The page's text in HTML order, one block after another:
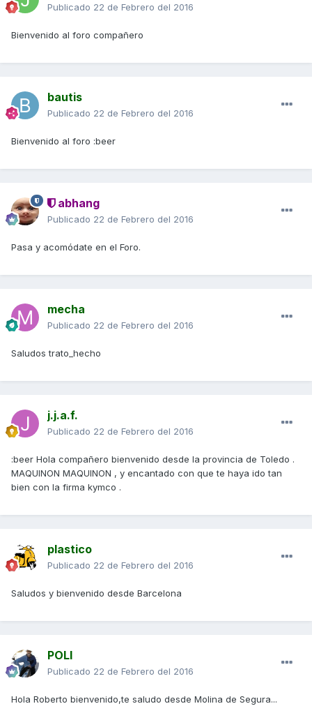
Publicado 22 de Febrero del 2016
Bienvenido al foro compañero
bautis
Publicado 22 de Febrero del 2016
Bienvenido al foro :beer
abhang
Publicado 22 de Febrero del 2016
Pasa y acomódate en el Foro.
mecha
Publicado 22 de Febrero del 2016
Saludos trato_hecho
j.j.a.f.
Publicado 22 de Febrero del 2016
:beer Hola compañero bienvenido desde la provincia de Toledo .
MAQUINON MAQUINON , y encantado con que te haya ido tan
bien con la firma kymco .
plastico
Publicado 22 de Febrero del 2016
Saludos y bienvenido desde Barcelona
POLI
Publicado 22 de Febrero del 2016
Hola Roberto bienvenido,te saludo desde Molina de Segura...